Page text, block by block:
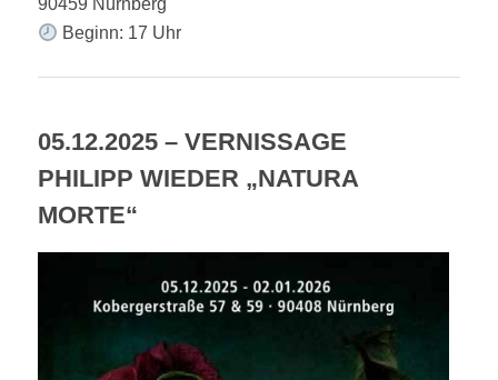
90459 Nürnberg
Beginn: 17 Uhr
05.12.2025 – VERNISSAGE
PHILIPP WIEDER „NATURA
MORTE“